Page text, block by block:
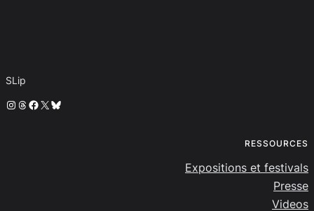
SLip
Instagram
Threads
Facebook
X Bluesky
RESSOURCES
Expositions et festivals
Presse
Videos